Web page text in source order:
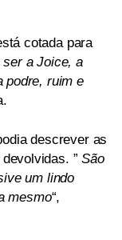
cotada para
ser a Joice, a
podre, ruim e
descrever as
devolvidas. ”São
um lindo
mesmo“,